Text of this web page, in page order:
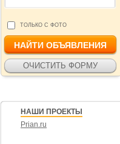
ТОЛЬКО С ФОТО
НАШИ ПРОЕКТЫ
Prian.ru